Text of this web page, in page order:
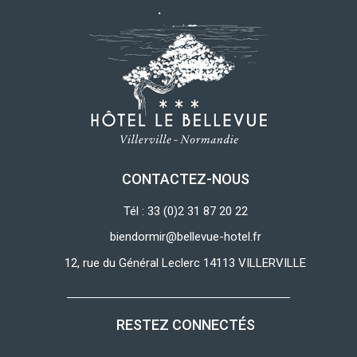
CONTACTEZ-NOUS
Tél : 33 (0)2 31 87 20 22
biendormir@bellevue-hotel.fr
12, rue du Général Leclerc 14113 VILLERVILLE
RESTEZ CONNECTÉS